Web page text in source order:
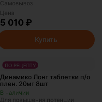
Самовывоз
Цена
5 010 ₽
Купить
ПО РЕЦЕПТУ
Динамико Лонг таблетки п/о
плен. 20мг 8шт
Для повышения потенции